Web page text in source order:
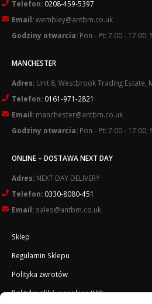
Telefon: 0208-459-5397
Email:wembley@antbm.co.uk
Godziny otwarcia: Pon - Pt: 7:00 -
MANCHESTER
Adres: Unit 8, Westbrook Trading Estate,
Telefon: 0161-971-2821
Email: manchester@antbm.co.uk
Godziny otwarcia: Pon - Pt: 7:00 -
ONLINE – DOSTAWA NEXT DAY
Adres: NEXT DAY DELIVERY
Telefon: 0330-8080-451
Email: sales@antbm.co.uk
Sklep
Regulamin Sklepu
Polityka zwrotów
Polityka plików cookies (UK)